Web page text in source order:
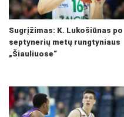
Sugrįžimas: K. Lukošiūnas po
septynerių metų rungtyniaus
„Šiauliuose“